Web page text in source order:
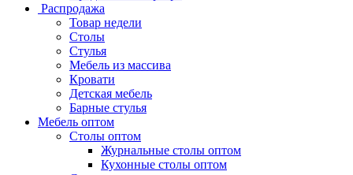
Распродажа
Товар недели
Столы
Стулья
Мебель из массива
Кровати
Детская мебель
Барные стулья
Мебель оптом
Столы оптом
Журнальные столы оптом
Кухонные столы оптом